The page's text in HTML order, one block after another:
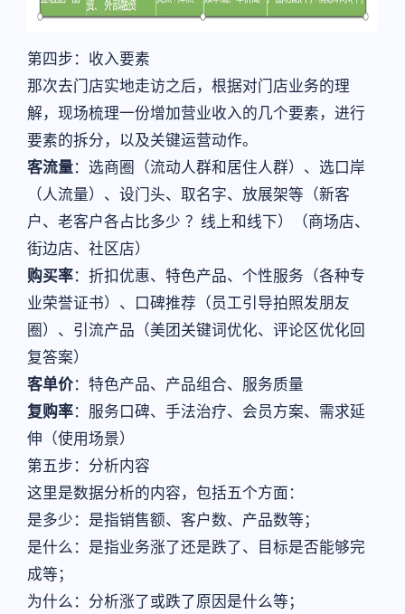
第四步：收入要素
那次去门店实地走访之后，根据对门店业务的理
解，现场梳理一份增加营业收入的几个要素，进行
要素的拆分，以及关键运营动作。
客流量：选商圈（流动人群和居住人群）、选口岸
（人流量）、设门头、取名字、放展架等（新客
户、老客户各占比多少 ？线上和线下）（商场店、
街边店、社区店）
购买率：折扣优惠、特色产品、个性服务（各种专
业荣誉证书）、口碑推荐（员工引导拍照发朋友
圈）、引流产品（美团关键词优化、评论区优化回
复答案）
客单价：特色产品、产品组合、服务质量
复购率：服务口碑、手法治疗、会员方案、需求延
伸（使用场景）
第五步：分析内容
这里是数据分析的内容，包括五个方面：
是多少：是指销售额、客户数、产品数等；
是什么：是指业务涨了还是跌了、目标是否能够完
成等；
为什么：分析涨了或跌了原因是什么等；